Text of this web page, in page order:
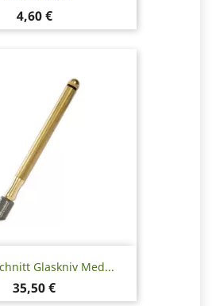
Pris
4,60 €
Glaskniv Med...
Pris
35,50 €